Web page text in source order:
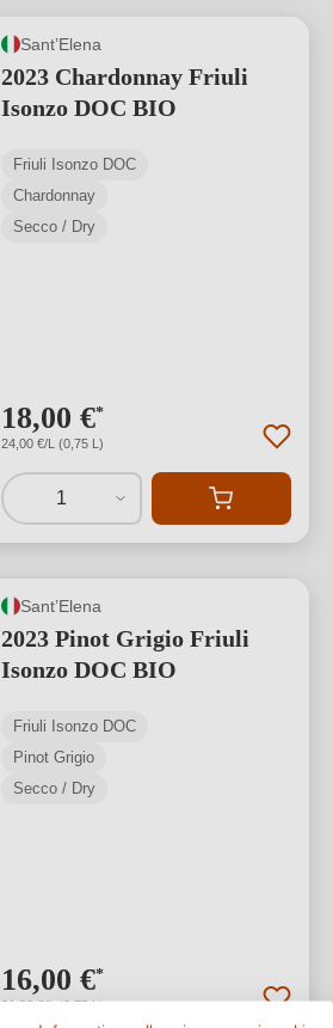
Sant’Elena
2023 Chardonnay Friuli
Isonzo DOC BIO
Friuli Isonzo DOC
Chardonnay
Secco / Dry
18,00 €*
24,00 €/L (0,75 L)
1
Sant’Elena
2023 Pinot Grigio Friuli
Isonzo DOC BIO
Friuli Isonzo DOC
Pinot Grigio
Secco / Dry
16,00 €*
21,33 €/L (0,75 L)